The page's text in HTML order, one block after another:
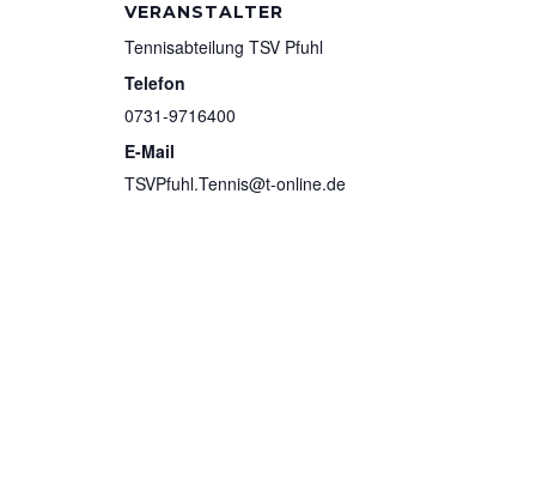
VERANSTALTER
Tennisabteilung TSV Pfuhl
Telefon
0731-9716400
E-Mail
TSVPfuhl.Tennis@t-online.de